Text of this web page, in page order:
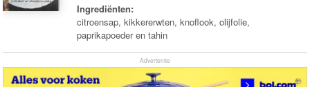
Ingrediënten:
citroensap, kikkererwten, knoflook, olijfolie,
paprikapoeder en tahin
Advertentie